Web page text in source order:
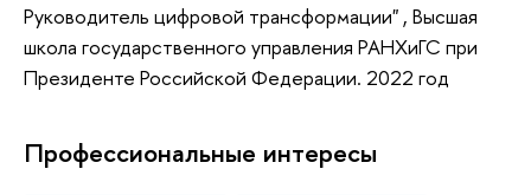
Руководитель цифровой трансформации" , Высшая
школа государственного управления РАНХиГС при
Президенте Российской Федерации. 2022 год
Профессиональные интересы